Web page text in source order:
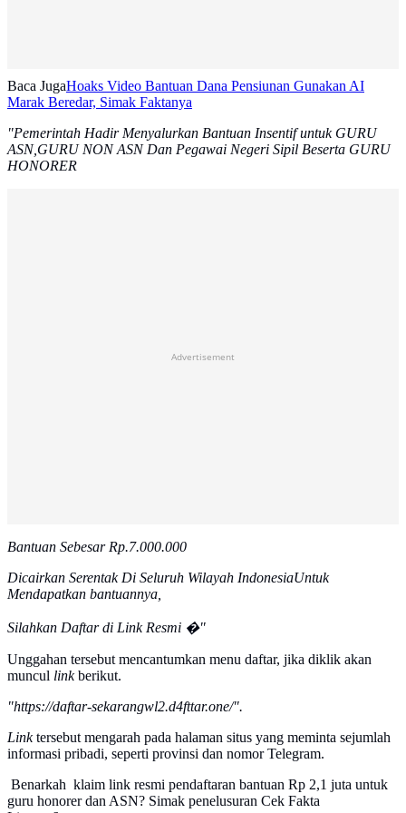
Baca JugaHoaks Video Bantuan Dana Pensiunan Gunakan AI
Marak Beredar, Simak Faktanya
"Pemerintah Hadir Menyalurkan Bantuan Insentif untuk GURU
ASN,GURU NON ASN Dan Pegawai Negeri Sipil Beserta GURU
HONORER
Advertisement
Bantuan Sebesar Rp.7.000.000
Dicairkan Serentak Di Seluruh Wilayah IndonesiaUntuk
Mendapatkan bantuannya,
Silahkan Daftar di Link Resmi �"
Unggahan tersebut mencantumkan menu daftar, jika diklik akan
muncul linkberikut.
"https://daftar-sekarangwl2.d4fttar.one/".
Linktersebut mengarah pada halaman situs yang meminta sejumlah
informasi pribadi, seperti provinsi dan nomor Telegram.
Benarkah klaim link resmi pendaftaran bantuan Rp 2,1 juta untuk
guru honorer dan ASN? Simak penelusuran Cek Fakta